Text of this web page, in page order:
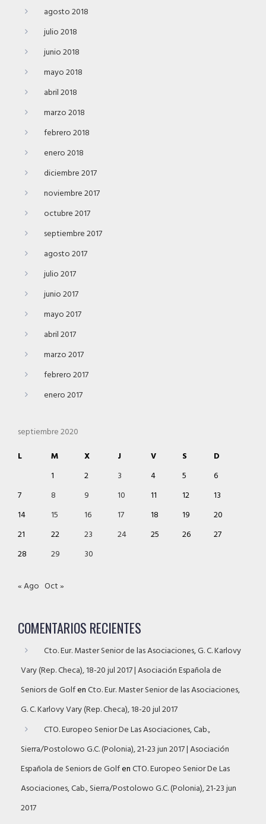
agosto 2018
julio 2018
junio 2018
mayo 2018
abril 2018
marzo 2018
febrero 2018
enero 2018
diciembre 2017
noviembre 2017
octubre 2017
septiembre 2017
agosto 2017
julio 2017
junio 2017
mayo 2017
abril 2017
marzo 2017
febrero 2017
enero 2017
septiembre 2020
L
M X J V S
D
1
2 3 4 5
6
7
8 9 10 11 12
13
14
15 16 17 18 19
20
21
22 23 24 25 26
27
28
29 30
« Ago Oct »
COMENTARIOS RECIENTES
Cto. Eur. Master Senior de las Asociaciones, G. C. Karlovy
Vary (Rep. Checa), 18-20 jul 2017 | Asociación Española de
Seniors de GolfenCto. Eur. Master Senior de las Asociaciones,
G. C. Karlovy Vary (Rep. Checa), 18-20 jul 2017
CTO. Europeo Senior De Las Asociaciones, Cab.,
Sierra/Postolowo G.C. (Polonia), 21-23 jun 2017 | Asociación
Española de Seniors de GolfenCTO. Europeo Senior De Las
Asociaciones, Cab., Sierra/Postolowo G.C. (Polonia), 21-23 jun
2017